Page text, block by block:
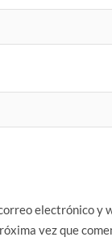
electrónico y
vez que